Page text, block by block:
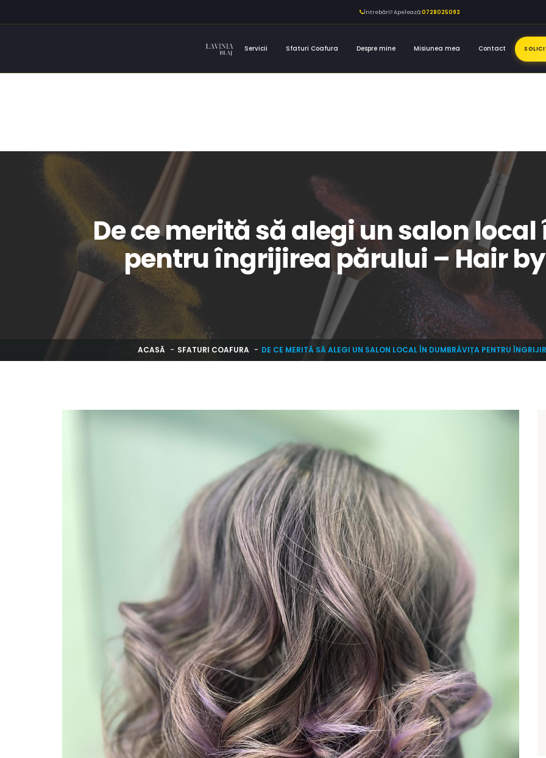
Întrebări? Apelează:0728025093
Servicii Sfaturi Coafura Despre mine Misiunea mea Contact
De ce merită să alegi un salon
pentru îngrijirea părului – Hair
ACASĂ SFATURI COAFURA DE CE MERITĂ SĂ ALEGI UN SALON LOCAL ÎN DUMBRĂVIȚA PENTRU